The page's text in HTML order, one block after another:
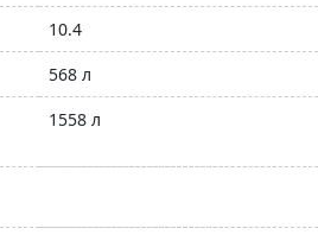
10.4
568 л
1558 л